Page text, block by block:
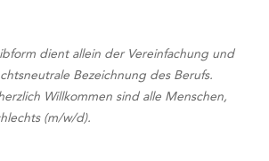
dient allein der Vereinfachung und
Bezeichnung des Berufs.
Willkommen sind alle Menschen,
(m/w/d).